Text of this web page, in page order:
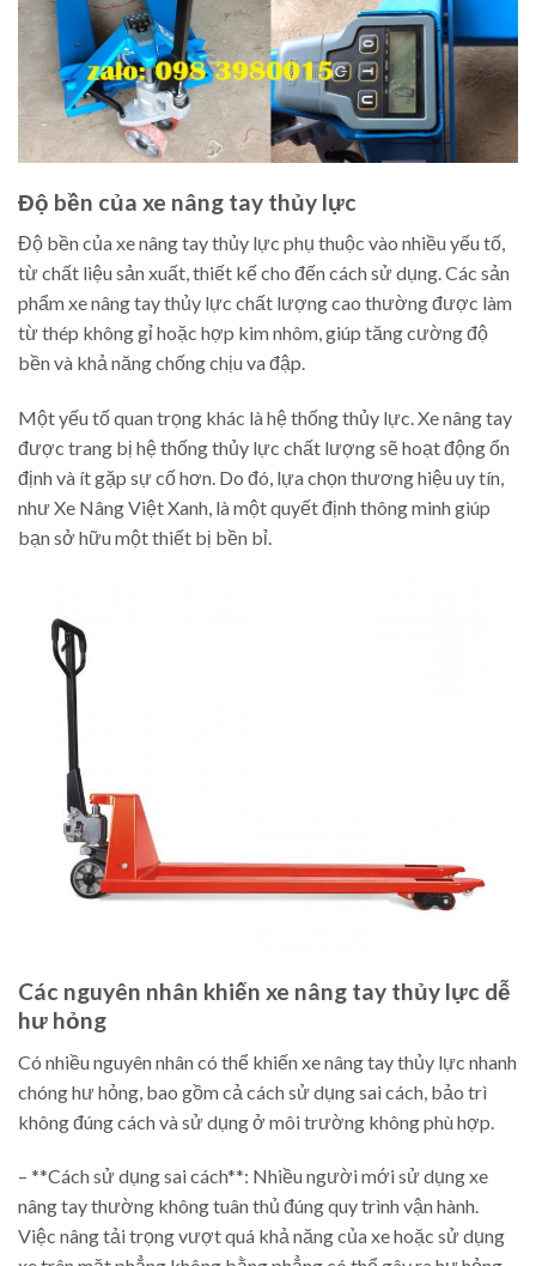
Độ bền của xe nâng tay thủy lực
Độ bền của xe nâng tay thủy lực phụ thuộc vào nhiều yếu tố,
từ chất liệu sản xuất, thiết kế cho đến cách sử dụng. Các sản
phẩm xe nâng tay thủy lực chất lượng cao thường được làm
từ thép không gỉ hoặc hợp kim nhôm, giúp tăng cường độ
bền và khả năng chống chịu va đập.
Một yếu tố quan trọng khác là hệ thống thủy lực. Xe nâng tay
được trang bị hệ thống thủy lực chất lượng sẽ hoạt động ổn
định và ít gặp sự cố hơn. Do đó, lựa chọn thương hiệu uy tín,
như Xe Nâng Việt Xanh, là một quyết định thông minh giúp
bạn sở hữu một thiết bị bền bỉ.
Các nguyên nhân khiến xe nâng tay thủy lực dễ
hư hỏng
Có nhiều nguyên nhân có thể khiến xe nâng tay thủy lực nhanh
chóng hư hỏng, bao gồm cả cách sử dụng sai cách, bảo trì
không đúng cách và sử dụng ở môi trường không phù hợp.
– **Cách sử dụng sai cách**: Nhiều người mới sử dụng xe
nâng tay thường không tuân thủ đúng quy trình vận hành.
Việc nâng tải trọng vượt quá khả năng của xe hoặc sử dụng